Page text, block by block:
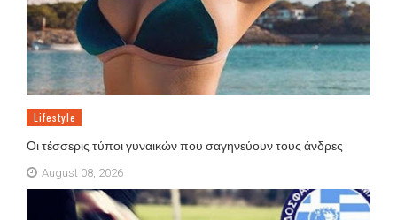
Lifestyle
Οι τέσσερις τύποι γυναικών που σαγηνεύουν τους άνδρες
August 08, 2026